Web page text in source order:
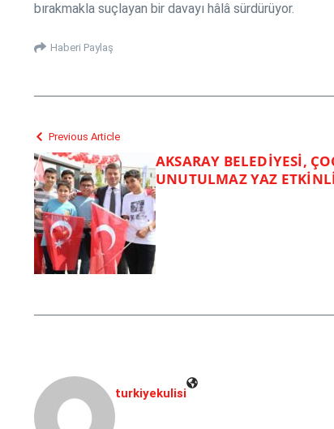
bırakmakla suçlayan bir davayı hâlâ sürdürüyor.
Haberi Paylaş
Previous Article
AKSARAY BELEDİYESİ,
UNUTULMAZ YAZ
turkiyekulisi